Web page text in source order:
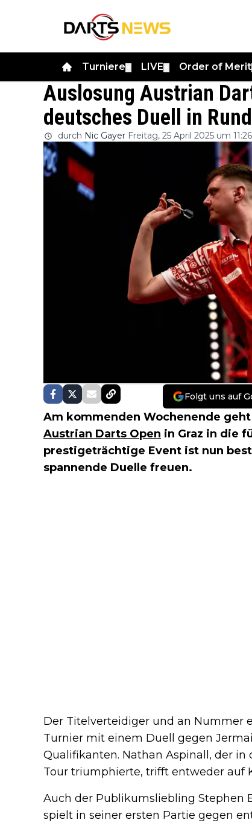
Turniere LIVE Order of Merit
Auslosung Austrian
deutsches Duell in
durch Nic Gayer Freitag, 25 April 2025 um 11:26
Folgt uns auf
Am kommenden Wochenende
Austrian Darts Open in Graz in die
prestigeträchtige Event ist nun
spannende Duelle freuen.
Der Titelverteidiger und an Nummer
Turnier mit einem Duell gegen
Qualifikanten. Nathan Aspinall, der in
Tour triumphierte, trifft entweder auf
Auch der Publikumsliebling Stephen
spielt in seiner ersten Partie gegen